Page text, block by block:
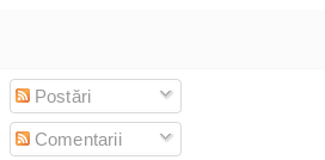
Postări
Comentarii